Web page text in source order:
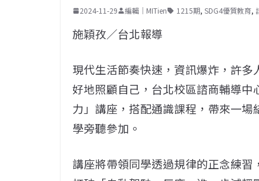
2024-11-29 編輯｜MITien 1215期, SDG4優質教育,
施穎孜／台北報導
現代生活節奏快速，資訊爆炸，許
好地照顧自己，台北校區諮商輔導中
力」講座，搭配通識課程，帶來一
學旁聽參加。
講座將帶領同學透過規律的正念練